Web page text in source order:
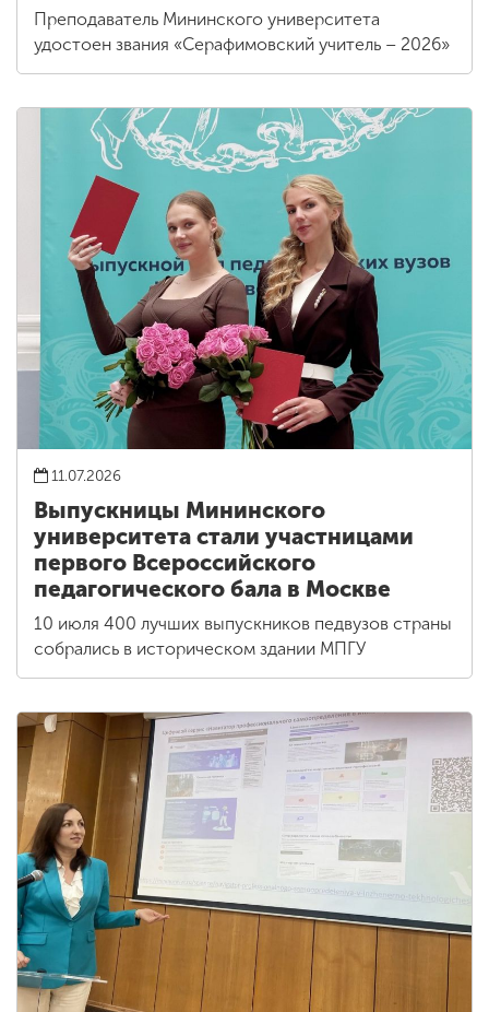
Преподаватель Мининского университета
удостоен звания «Серафимовский учитель – 2026»
11.07.2026
Выпускницы Мининского
университета стали участницами
первого Всероссийского
педагогического бала в Москве
10 июля 400 лучших выпускников педвузов страны
собрались в историческом здании МПГУ